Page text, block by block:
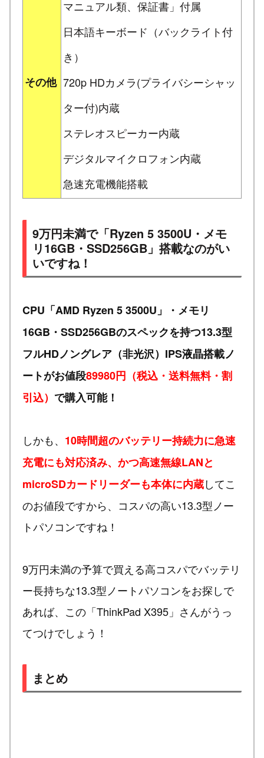
その他
マニュアル類、保証書」付属
日本語キーボード（バックライト付
き）
720p HDカメラ(プライバシーシャッ
ター付)内蔵
ステレオスピーカー内蔵
デジタルマイクロフォン内蔵
急速充電機能搭載
9万円未満で「Ryzen 5 3500U・メモ
リ16GB・SSD256GB」搭載なのがい
いですね！
CPU「AMD Ryzen 5 3500U」・メモリ
16GB・SSD256GBのスペックを持つ13.3型
フルHDノングレア（非光沢）IPS液晶搭載ノ
ートがお値段89980円（税込・送料無料・割
引込） で購入可能！
しかも、 10時間超のバッテリー持続力に急速
充電にも対応済み、かつ高速無線LANと
microSDカードリーダーも本体に内蔵してこ
のお値段ですから、コスパの高い13.3型ノー
トパソコンですね！
9万円未満の予算で買える高コスパでバッテリ
ー長持ちな13.3型ノートパソコンをお探しで
あれば、この「ThinkPad X395」さんがうっ
てつけでしょう！
まとめ